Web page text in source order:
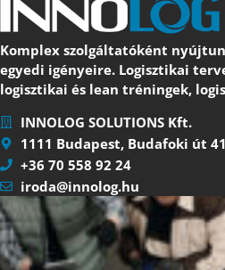
Komplex szolgáltatóként
egyedi igényeire. Logisztikai
logisztikai és lean tréningek,
INNOLOG SOLUTIONS Kft.
1111 Budapest, Budafoki út
+36 70 558 92 24
iroda@innolog.hu